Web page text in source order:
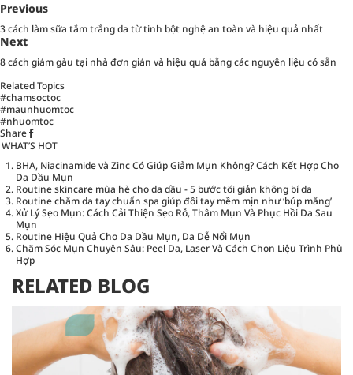
Previous
3 cách làm sữa tắm trắng da từ tinh bột nghệ an toàn và hiệu quả nhất
Next
8 cách giảm gàu tại nhà đơn giản và hiệu quả bằng các nguyên liệu có sẵn
Related Topics
#chamsoctoc
#maunhuomtoc
#nhuomtoc
Share
WHAT’S HOT
BHA, Niacinamide và Zinc Có Giúp Giảm Mụn Không? Cách Kết Hợp Cho
Da Dầu Mụn
Routine skincare mùa hè cho da dầu - 5 bước tối giản không bí da
Routine chăm da tay chuẩn spa giúp đôi tay mềm mịn như ‘búp măng’
Xử Lý Sẹo Mụn: Cách Cải Thiện Sẹo Rỗ, Thâm Mụn Và Phục Hồi Da Sau
Mụn
Routine Hiệu Quả Cho Da Dầu Mụn, Da Dễ Nổi Mụn
Chăm Sóc Mụn Chuyên Sâu: Peel Da, Laser Và Cách Chọn Liệu Trình Phù
Hợp
RELATED BLOG